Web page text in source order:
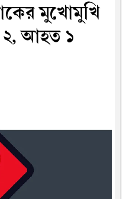
মুখোমুখি
২, আহত ১